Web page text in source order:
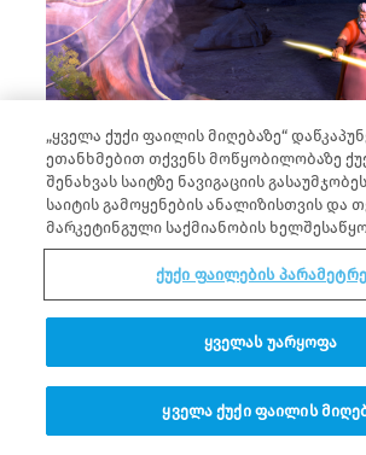
ცეცხლმოკიდებული ბუჩქის ამბავი.
ცეცხლმოკიდებული ბუჩქის ამბავი.
„ყველა ქუქი ფაილის მიღებაზე“
ეთანხმებით თქვენს მოწყობილობაზე
შენახვას საიტზე ნავიგაციის
საიტის გამოყენების ანალიზისთვის და
მარკეტინგული საქმიანობის
ქუქი ფაილების
ყველას უარყოფა
ყველა ქუქი ფაილის